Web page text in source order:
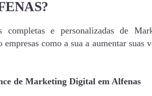
e personalizadas de
como a sua a aumentar suas
de Marketing Digital em Alfenas